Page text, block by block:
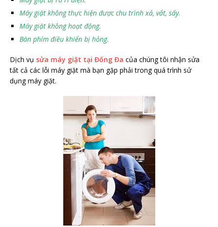
Máy giặt không thực hiện được chu trình xả, vắt, sấy.
Máy giặt không hoạt động.
Bàn phím điều khiển bị hỏng.
Dịch vụ sửa máy giặt tại Đống Đa của chúng tôi nhận sửa
tất cả các lỗi máy giặt mà bạn gặp phải trong quá trình sử
dụng máy giặt.